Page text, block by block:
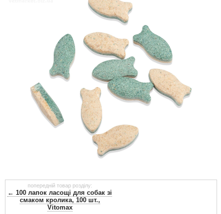
попередній товар розділу:
← 100 лапок ласощі для собак зі
смаком кролика, 100 шт.,
Vitomax